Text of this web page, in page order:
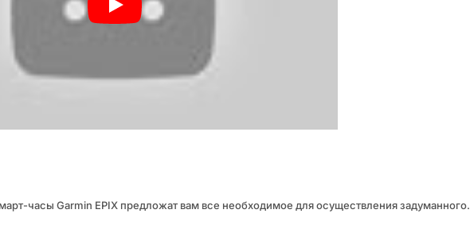
часы Garmin EPIX предложат вам все необходимое для осуществления задуманного.